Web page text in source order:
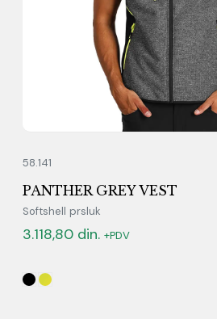
58.141
PANTHER GREY VEST
Softshell prsluk
3.118,80 din. +PDV